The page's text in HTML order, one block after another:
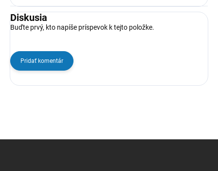
Diskusia
Buďte prvý, kto napíše príspevok k tejto položke.
Pridať komentár